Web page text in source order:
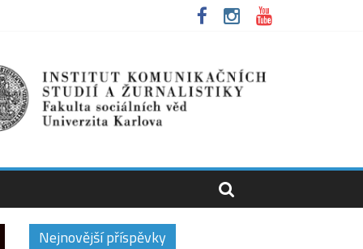
Nejnovější příspěvky